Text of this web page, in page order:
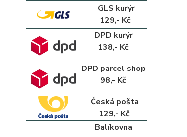
GLS kurýr
129,- Kč
DPD kurýr
138,- Kč
DPD parcel shop
98,- Kč
Česká pošta
129,- Kč
Balíkovna